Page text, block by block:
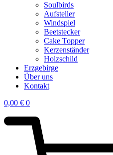
Soulbirds
Aufsteller
Windspiel
Beetstecker
Cake Topper
Kerzenständer
Holzschild
Erzgebirge
Über uns
Kontakt
0,00 € 0